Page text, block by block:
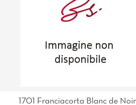
1701 Franciacorta Blanc de